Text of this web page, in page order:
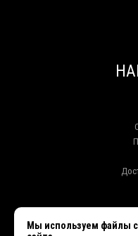
Мы используем файлы